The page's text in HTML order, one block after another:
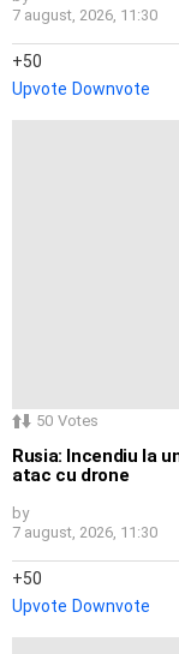
7 august, 2026, 11:30
50
Upvote Downvote
50 Votes
Rusia: Incendiu la
atac cu drone
by
7 august, 2026, 11:30
50
Upvote Downvote